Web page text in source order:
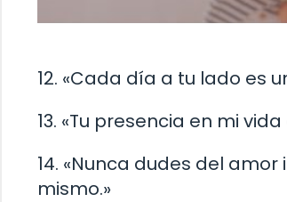
12. «Cada día a tu lado es
13. «Tu presencia en mi
14. «Nunca dudes del
mismo.»